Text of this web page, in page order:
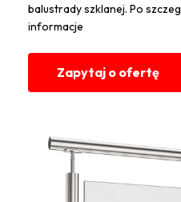
balustrady szklanej. Po
informacje
Zapytaj o ofertę